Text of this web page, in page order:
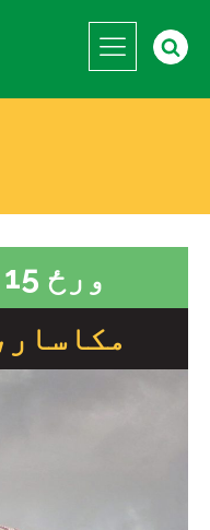
ورځ 15 - د مارچ 24